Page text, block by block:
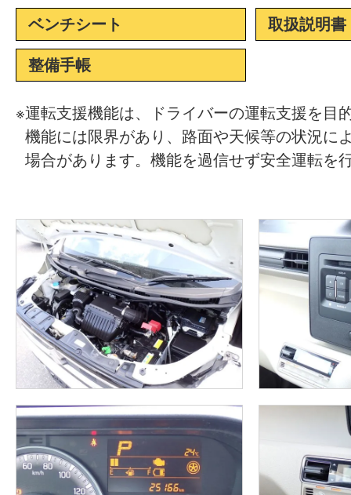
ベンチシート 取扱説明書
整備手帳
※運転支援機能は、ドライバーの運転支援を目
機能には限界があり、路面や天候等の状況に
場合があります。機能を過信せず安全運転を